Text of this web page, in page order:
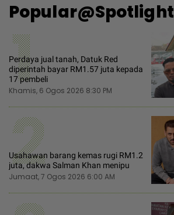
Popular@Spotlight
1
Perdaya jual tanah, Datuk Red
diperintah bayar RM1.57 juta kepada
17 pembeli
Khamis, 6 Ogos 2026 8:30 PM
2
Usahawan barang kemas rugi RM1.2
juta, dakwa Salman Khan menipu
Jumaat, 7 Ogos 2026 6:00 AM